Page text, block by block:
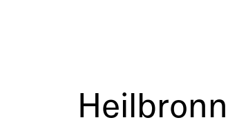
Heilbronn